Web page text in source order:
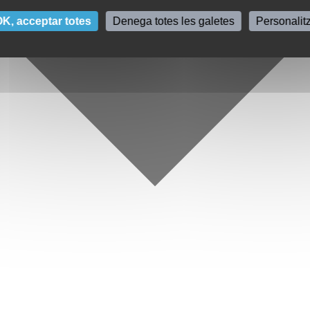
acceptar totes Denega totes les galetes